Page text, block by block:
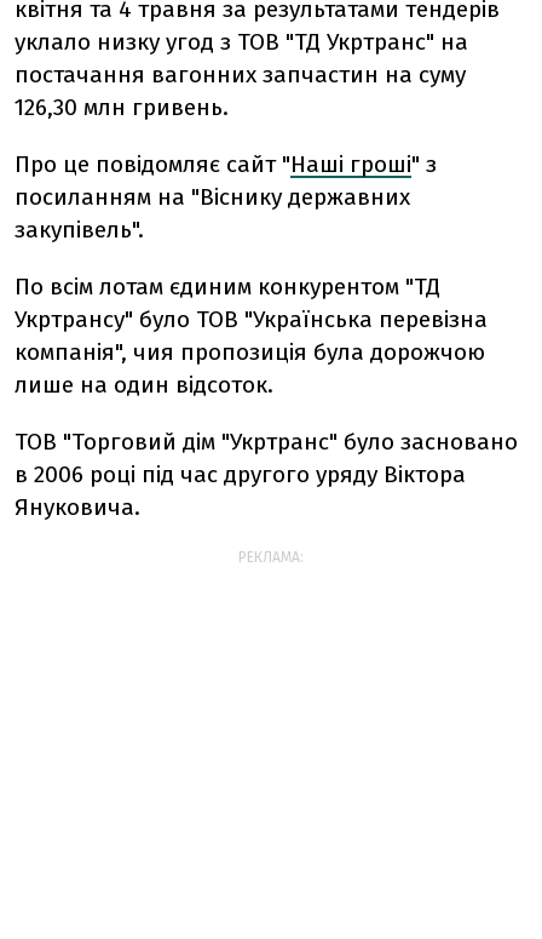
квітня та 4 травня за результатами тендерів
уклало низку угод з ТОВ "ТД Укртранс" на
постачання вагонних запчастин на суму
126,30 млн гривень.
Про це повідомляє сайт "Наші гроші" з
посиланням на "Віснику державних
закупівель".
По всім лотам єдиним конкурентом "ТД
Укртрансу" було ТОВ "Українська перевізна
компанія", чия пропозиція була дорожчою
лише на один відсоток.
ТОВ "Торговий дім "Укртранс" було засновано
в 2006 році під час другого уряду Віктора
Януковича.
РЕКЛАМА: